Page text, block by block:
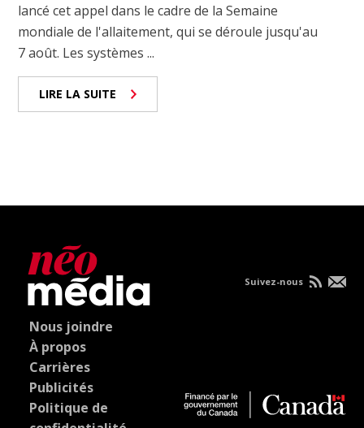
lancé cet appel dans le cadre de la Semaine
mondiale de l'allaitement, qui se déroule jusqu'au
7 août. Les systèmes ...
LIRE LA SUITE
Nous joindre
À propos
Carrières
Publicités
Politique de
Suivez-nous